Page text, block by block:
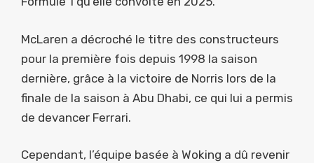
McLaren a décroché le titre des constructeurs
pour la première fois depuis 1998 la saison
dernière, grâce à la victoire de Norris lors de la
finale de la saison à Abu Dhabi, ce qui lui a permis
de devancer Ferrari.
Cependant, l’équipe basée à Woking a dû revenir